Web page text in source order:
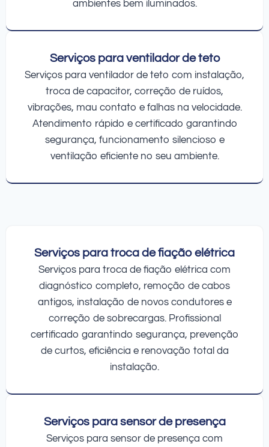
ambientes bem iluminados.
Serviços para ventilador de teto
Serviços para ventilador de teto com instalação,
troca de capacitor, correção de ruídos,
vibrações, mau contato e falhas na velocidade.
Atendimento rápido e certificado garantindo
segurança, funcionamento silencioso e
ventilação eficiente no seu ambiente.
Serviços para troca de fiação elétrica
Serviços para troca de fiação elétrica com
diagnóstico completo, remoção de cabos
antigos, instalação de novos condutores e
correção de sobrecargas. Profissional
certificado garantindo segurança, prevenção
de curtos, eficiência e renovação total da
instalação.
Serviços para sensor de presença
Serviços para sensor de presença com